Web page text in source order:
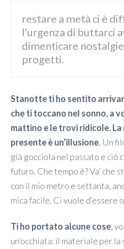
restare a metà ci è
l’urgenza di buttarci
dimenticare
progetti.
Stanotte ti ho sentito
che ti toccano nel sonno, a
mattino e le trovi ridicole. La
presente è un’illusione. Un
già gocciola nel passato e ciò
futuro. Che tempo è? Va’ che
con il mio metro e settanta,
mica facile. Ci vuole d’essere
Ti ho portato alcune cose,
un’occhiata: il materiale per la